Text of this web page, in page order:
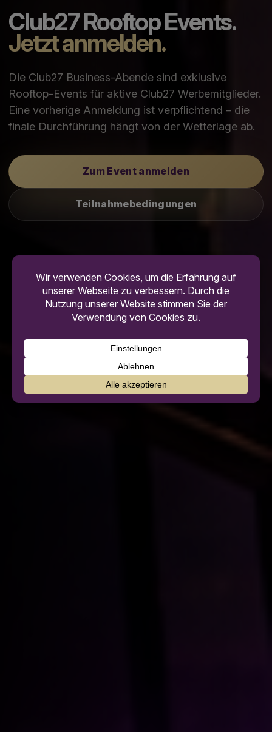
Club27 Rooftop Events.
Jetzt anmelden.
Die Club27 Business-Abende sind exklusive
Rooftop-Events für aktive Club27 Werbemitglieder.
Eine vorherige Anmeldung ist verpflichtend – die
finale Durchführung hängt von der Wetterlage ab.
Zum Event anmelden
Teilnahmebedingungen